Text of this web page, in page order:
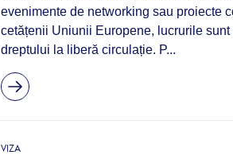
evenimente de networking sau proiecte
cetățenii Uniunii Europene, lucrurile
dreptului la liberă circulație. P...
VIZA